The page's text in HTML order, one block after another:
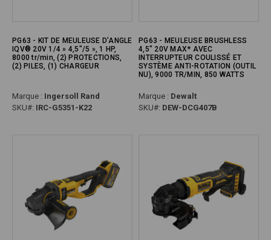
PG63 - KIT DE MEULEUSE D’ANGLE
IQV® 20V 1/4 » 4,5"/5 », 1 HP,
8000 tr/min, (2) PROTECTIONS,
(2) PILES, (1) CHARGEUR
Marque : Ingersoll Rand
SKU#: IRC-G5351-K22
PG63 - MEULEUSE BRUSHLESS
4,5" 20V MAX* AVEC
INTERRUPTEUR COULISSÉ ET
SYSTÈME ANTI-ROTATION (OUTIL
NU), 9000 TR/MIN, 850 WATTS
Marque : Dewalt
SKU#: DEW-DCG407B